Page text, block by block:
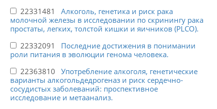
22331481 Алкоголь, генетика и риск рака
молочной железы в исследовании по скринингу рака
простаты, легких, толстой кишки и яичников (PLCO).
22332091 Последние достижения в понимании
роли питания в эволюции генома человека.
22363810 Употребление алкоголя, генетические
варианты алкогольдедрогеназ и риск сердечно-
сосудистых заболеваний: проспективное
исследование и метаанализ.